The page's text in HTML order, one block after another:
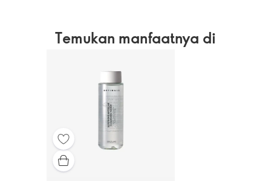
Temukan manfaatnya di